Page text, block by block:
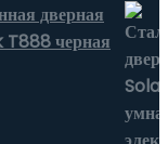
дверная
T888 черная